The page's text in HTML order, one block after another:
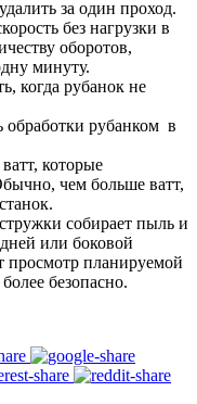
за один проход.
без нагрузки в
оборотов,
минуту.
когда рубанок не
рубанком в
которые
чем больше ватт,
собирает пыль и
или боковой
просмотр планируемой
безопасно.